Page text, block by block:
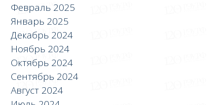
Февраль 2025
Январь 2025
Декабрь 2024
Ноябрь 2024
Октябрь 2024
Сентябрь 2024
Август 2024